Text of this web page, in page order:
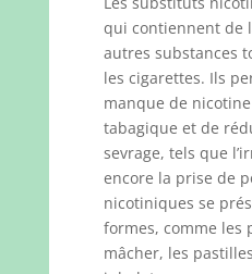
qui contiennent de
autres substances
les cigarettes. Ils
manque de
tabagique et de
sevrage, tels que
encore la prise de
nicotiniques se
formes, comme les
mâcher, les